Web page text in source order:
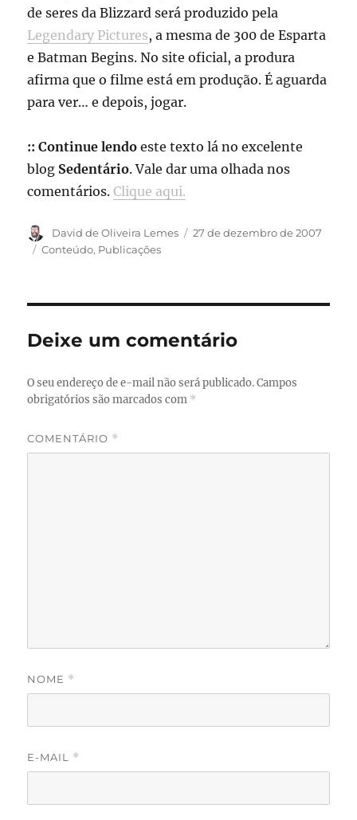
de seres da Blizzard será produzido pela
Legendary Pictures, a mesma de 300 de Esparta
e Batman Begins. No site oficial, a produra
afirma que o filme está em produção. É aguarda
para ver… e depois, jogar.
:: Continue lendo este texto lá no excelente
blog Sedentário. Vale dar uma olhada nos
comentários. Clique aqui.
Autor
David de Oliveira Lemes
Publicado
27 de dezembro de 2007
Categorias
Conteúdo, Publicações
Deixe um comentário
O seu endereço de e-mail não será publicado. Campos
obrigatórios são marcados com *
COMENTÁRIO *
NOME *
E-MAIL *